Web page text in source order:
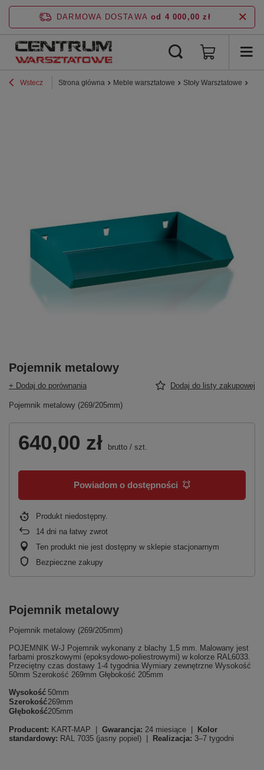
DARMOWA DOSTAWA od 4 000,00 zł
Wstecz Strona główna Meble warsztatowe Stoły Warsztatowe
Pojemnik metalowy
+ Dodaj do porównania Dodaj do listy zakupowej
Pojemnik metalowy (269/205mm)
640,00 zł brutto / szt.
Powiadom o dostępności
Produkt niedostępny
14 dni na łatwy zwrot
Ten produkt nie jest dostępny w sklepie stacjonarnym
Bezpieczne zakupy
Pojemnik metalowy
Pojemnik metalowy (269/205mm)
POJEMNIK W-J Pojemnik wykonany z blachy 1,5 mm. Malowany jest
farbami proszkowymi (epoksydowo-poliestrowymi) w kolorze RAL6033.
Przeciętny czas dostawy 1-4 tygodnia Wymiary zewnętrzne Wysokość
50mm Szerokość 269mm Głębokość 205mm
Wysokość 50mm
Szerokość269mm
Głębokość205mm
Producent: KART-MAP | Gwarancja: 24 miesiące |
Kolor
standardowy: RAL 7035 (jasny popiel) | Realizacja: 3–7 tygodni